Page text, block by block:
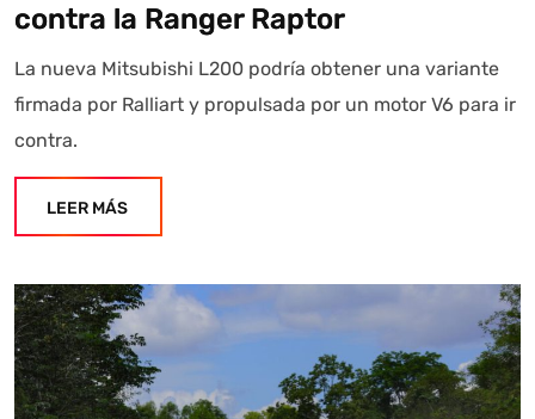
contra la Ranger Raptor
La nueva Mitsubishi L200 podría obtener una variante
firmada por Ralliart y propulsada por un motor V6 para ir
contra.
LEER MÁS